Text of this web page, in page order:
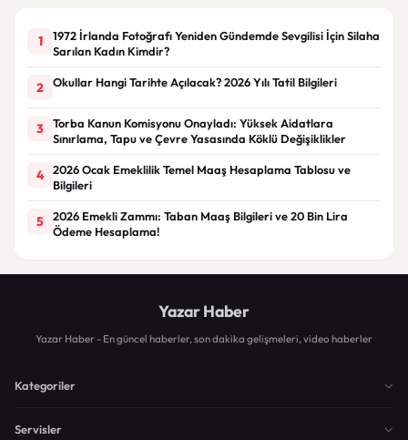
1
1972 İrlanda Fotoğrafı Yeniden Gündemde Sevgilisi İçin Silaha
Sarılan Kadın Kimdir?
2 Okullar Hangi Tarihte Açılacak? 2026 Yılı Tatil Bilgileri
3
Torba Kanun Komisyonu Onayladı: Yüksek Aidatlara
Sınırlama, Tapu ve Çevre Yasasında Köklü Değişiklikler
4
2026 Ocak Emeklilik Temel Maaş Hesaplama Tablosu ve
Bilgileri
5
2026 Emekli Zammı: Taban Maaş Bilgileri ve 20 Bin Lira
Ödeme Hesaplama!
Yazar Haber
Yazar Haber - En güncel haberler, son dakika gelişmeleri, video haberler
Kategoriler
Servisler